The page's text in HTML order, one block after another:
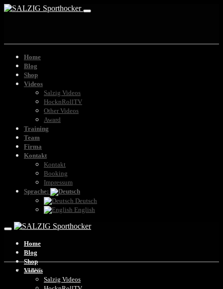
Home
Blog
Shop
Videos
Salzig Videos
HocknRollTV
Other Videos
Award
Training
Team
Firma
Kontakt
Kontakt
Booking
Impressum
Sprache:
Deutsch
English
Home
Blog
Shop
Videos
Salzig Videos
SZENE